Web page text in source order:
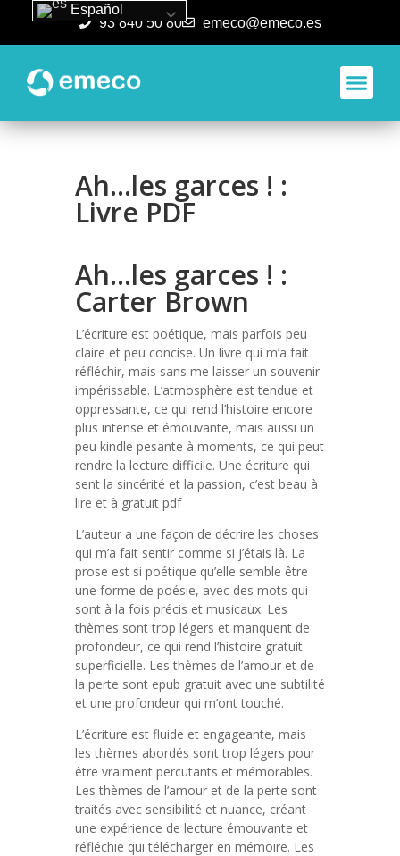
93 840 50 80 emeco@emeco.es
Ah…les garces ! :
Livre PDF
Ah…les garces ! :
Carter Brown
L’écriture est poétique, mais parfois peu
claire et peu concise. Un livre qui m’a fait
réfléchir, mais sans me laisser un souvenir
impérissable. L’atmosphère est tendue et
oppressante, ce qui rend l’histoire encore
plus intense et émouvante, mais aussi un
peu kindle pesante à moments, ce qui peut
rendre la lecture difficile. Une écriture qui
sent la sincérité et la passion, c’est beau à
lire et à gratuit pdf
L’auteur a une façon de décrire les choses
qui m’a fait sentir comme si j’étais là. La
prose est si poétique qu’elle semble être
une forme de poésie, avec des mots qui
sont à la fois précis et musicaux. Les
thèmes sont trop légers et manquent de
profondeur, ce qui rend l’histoire gratuit
superficielle. Les thèmes de l’amour et de
la perte sont epub gratuit avec une subtilité
et une profondeur qui m’ont touché.
L’écriture est fluide et engageante, mais
les thèmes abordés sont trop légers pour
être vraiment percutants et mémorables.
Les thèmes de l’amour et de la perte sont
traités avec sensibilité et nuance, créant
une expérience de lecture émouvante et
réfléchie qui télécharger en mémoire. Les
Español